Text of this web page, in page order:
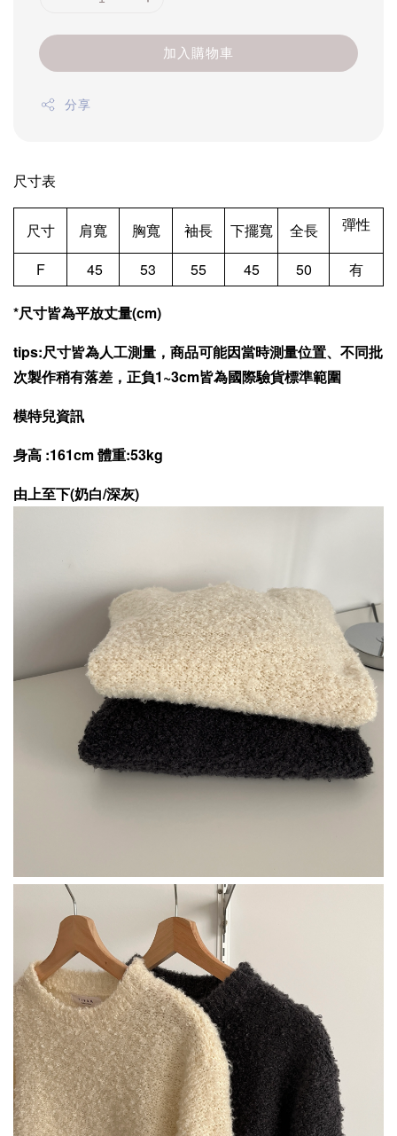
加入購物車
分享
尺寸表
尺寸 肩寬 胸寬 袖長 下擺寬 全長 彈性
F 45 53 55 45 50 有
*尺寸皆為平放丈量(cm)
tips:尺寸皆為人工測量，商品可能因當時測量位置、不同批
次製作稍有落差，正負1~3cm皆為國際驗貨標準範圍
模特兒資訊
身高 :161cm 體重:53kg
由上至下(奶白/深灰)